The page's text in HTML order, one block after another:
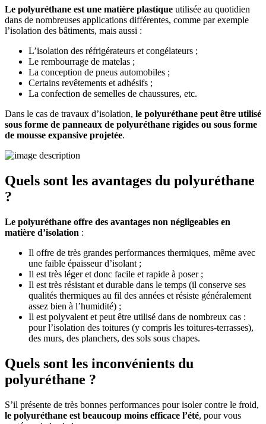
Le polyuréthane est une matière plastique utilisée au quotidien
dans de nombreuses applications différentes, comme par exemple
l’isolation des bâtiments, mais aussi :
L’isolation des réfrigérateurs et congélateurs ;
Le rembourrage de matelas ;
La conception de pneus automobiles ;
Certains revêtements et adhésifs ;
La confection de semelles de chaussures, etc.
Dans le cas de travaux d’isolation, le polyuréthane peut être utilisé
sous forme de panneaux de polyuréthane rigides ou sous forme
de mousse expansive projetée.
Quels sont les avantages du polyuréthane
?
Le polyuréthane offre des avantages non négligeables en
matière d’isolation :
Il offre de très grandes performances thermiques, même avec
une faible épaisseur d’isolant ;
Il est très léger et donc facile et rapide à poser ;
Il est très résistant et durable dans le temps (il conserve ses
qualités thermiques au fil des années et résiste généralement
assez bien à l’humidité) ;
Il est polyvalent et peut être utilisé dans de nombreux cas :
pour l’isolation des toitures (y compris les toitures-terrasses),
des murs, des planchers, des sols sous chapes.
Quels sont les inconvénients du
polyuréthane ?
S’il présente de très bonnes performances pour isoler contre le froid,
le polyuréthane est beaucoup moins efficace l’été, pour vous